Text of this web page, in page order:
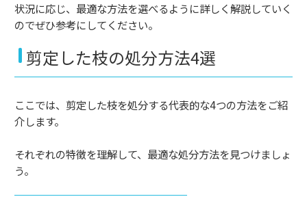
状況に応じ、最適な方法を選べるように詳しく解説していく
のでぜひ参考にしてください。
剪定した枝の処分方法4選
ここでは、剪定した枝を処分する代表的な4つの方法をご紹
介します。
それぞれの特徴を理解して、最適な処分方法を見つけましょ
う。